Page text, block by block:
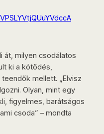
át, milyen csodálatos
ki a kötődés,
mellett. „Elvisz
Olyan, mint egy
figyelmes, barátságos
csoda” – mondta